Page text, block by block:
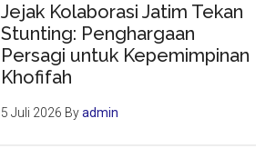
Jejak Kolaborasi Jatim Tekan
Stunting: Penghargaan
Persagi untuk Kepemimpinan
Khofifah
5 Juli 2026 Byadmin